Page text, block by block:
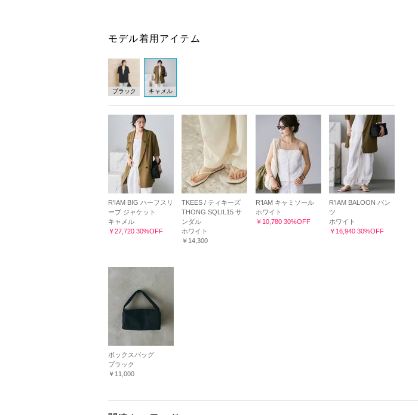
モデル着用アイテム
ブラック キャメル
R’IAM BIG ハーフスリ
ーブ ジャケット
キャメル
￥27,720 30%OFF
TKEES / ティキーズ
THONG SQLIL15 サ
ンダル
ホワイト
￥14,300
R’IAM キャミソール
ホワイト
￥10,780 30%OFF
R’IAM BALOON パン
ツ
ホワイト
￥16,940 30%OFF
ボックスバッグ
ブラック
￥11,000